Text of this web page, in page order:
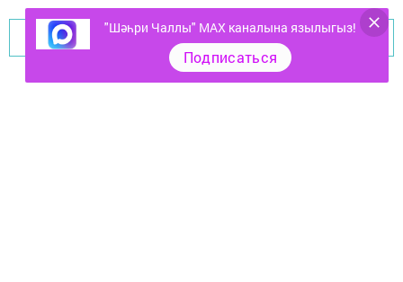
Перейти на страницу новости
"Шәһри Чаллы" MAX каналына язылыгыз!
Подписаться